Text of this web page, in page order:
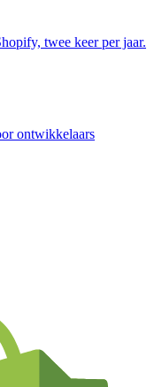
twee keer per jaar.
ontwikkelaars